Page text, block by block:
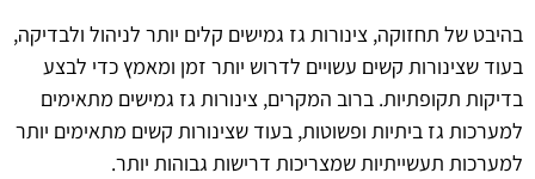
בהיבט של תחזוקה, צינורות גז גמישים קלים יותר לניהול ולבדיקה,
בעוד שצינורות קשים עשויים לדרוש יותר זמן ומאמץ כדי לבצע
בדיקות תקופתיות. ברוב המקרים, צינורות גז גמישים מתאימים
למערכות גז ביתיות ופשוטות, בעוד שצינורות קשים מתאימים יותר
למערכות תעשייתיות שמצריכות דרישות גבוהות יותר.